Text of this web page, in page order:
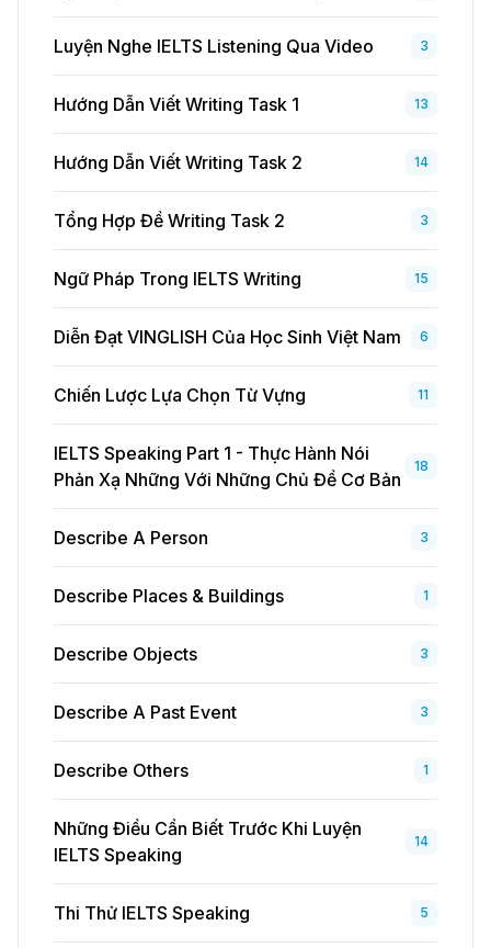
Luyện Nghe IELTS Listening Qua Video 3
Hướng Dẫn Viết Writing Task 1 13
Hướng Dẫn Viết Writing Task 2 14
Tổng Hợp Đề Writing Task 2 3
Ngữ Pháp Trong IELTS Writing 15
Diễn Đạt VINGLISH Của Học Sinh Việt Nam 6
Chiến Lược Lựa Chọn Từ Vựng 11
IELTS Speaking Part 1 - Thực Hành Nói
Phản Xạ Những Với Những Chủ Đề Cơ Bản
18
Describe A Person 3
Describe Places & Buildings 1
Describe Objects 3
Describe A Past Event 3
Describe Others 1
Những Điều Cần Biết Trước Khi Luyện
IELTS Speaking
14
Thi Thử IELTS Speaking 5